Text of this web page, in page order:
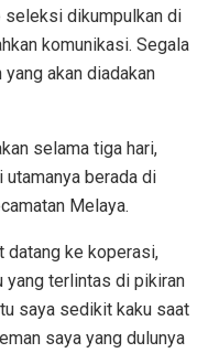
seleksi dikumpulkan di
komunikasi. Segala
akan diadakan
selama tiga hari,
berada di
Melaya.
datang ke koperasi,
yang terlintas di pikiran
saya sedikit kaku saat
saya yang dulunya